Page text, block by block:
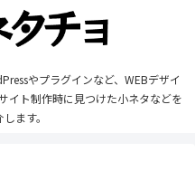
やプラグインなど、WEBデザイ
イト制作時に見つけた小ネタなどを
ます。